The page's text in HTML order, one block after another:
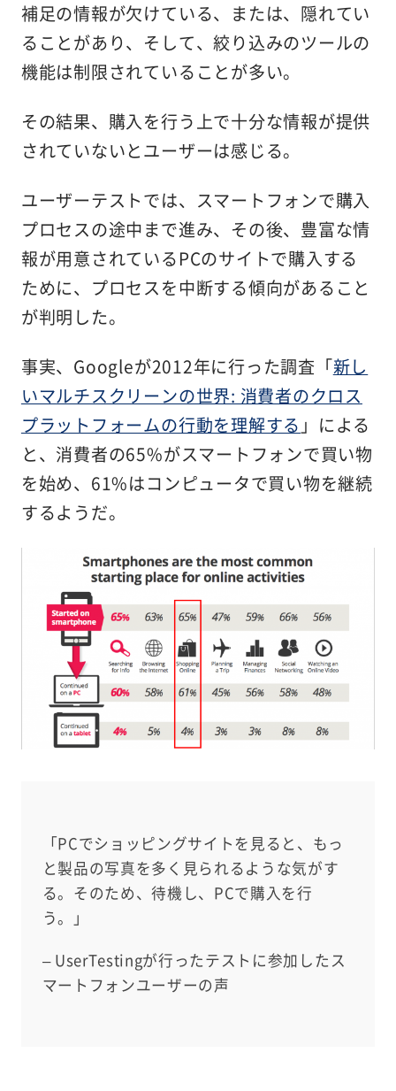
補足の情報が欠けている、または、隠れてい
ることがあり、そして、絞り込みのツールの
機能は制限されていることが多い。
その結果、購入を行う上で十分な情報が提供
されていないとユーザーは感じる。
ユーザーテストでは、スマートフォンで購入
プロセスの途中まで進み、その後、豊富な情
報が用意されているPCのサイトで購入する
ために、プロセスを中断する傾向があること
が判明した。
事実、Googleが2012年に行った調査「新し
いマルチスクリーンの世界: 消費者のクロス
プラットフォームの行動を理解する 」による
と、消費者の65%がスマートフォンで買い物
を始め、61%はコンピュータで買い物を継続
するようだ。
「PCでショッピングサイトを見ると、もっ
と製品の写真を多く見られるような気がす
る。そのため、待機し、PCで購入を行
う。」
– UserTestingが行ったテストに参加したス
マートフォンユーザーの声